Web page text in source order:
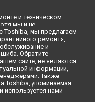
и техническом
мы и не
Toshiba, мы предлагаем
ремонта,
и
Обратите
сайте, не являются
информации,
Также
Toshiba, упоминаемая
используется нами